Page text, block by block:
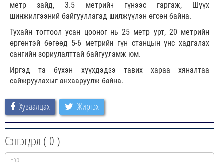
метр зайд, 3.5 метрийн гүнээс гаргаж, Шүүх
шинжилгээний байгууллагад шилжүүлэн өгсөн байна.
Тухайн тогтоол усан цооног нь 25 метр урт, 20 метрийн
өргөнтэй бөгөөд 5-6 метрийн гүн станцын үнс хадгалах
сангийн зориулалттай байгууламж юм.
Иргэд та бүхэн хүүхдэдээ тавих хараа хяналтаа
сайжруулахыг анхааруулж байна.
Хуваалцах Жиргэх
Сэтгэгдэл ( 0 )